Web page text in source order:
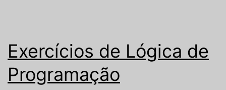
Exercícios de Lógica de
Programação